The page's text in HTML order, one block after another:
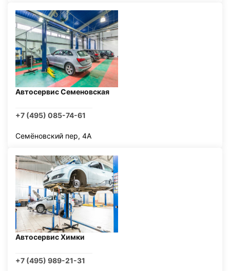
Автосервис Семеновская
+7 (495) 085-74-61
Семёновский пер, 4А
Автосервис Химки
+7 (495) 989-21-31